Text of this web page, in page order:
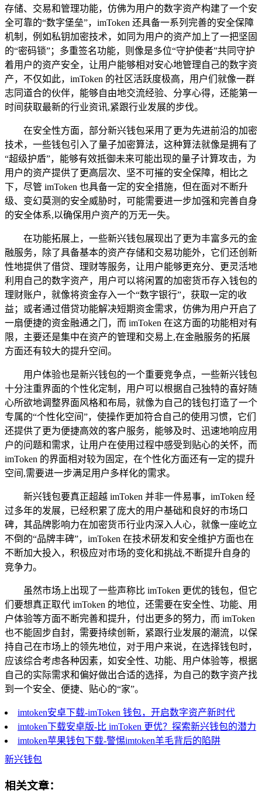
存储、交易和管理功能，仿佛为用户的数字资产构建了一个安
全可靠的“数字堡垒”，imToken 还具备一系列完善的安全保障
机制，例如私钥加密技术，如同为用户的资产加上了一把坚固
的“密码锁”；多重签名功能，则像是多位“守护使者”共同守护
着用户的资产安全，让用户能够相对安心地管理自己的数字资
产，不仅如此，imToken 的社区活跃度极高，用户们就像一群
志同道合的伙伴，能够自由地交流经验、分享心得，还能第一
时间获取最新的行业资讯,紧跟行业发展的步伐。
在安全性方面，部分新兴钱包采用了更为先进前沿的加密
技术，一些钱包引入了量子加密算法，这种算法就像是拥有了
“超级护盾”，能够有效抵御未来可能出现的量子计算攻击，为
用户的资产提供了更高层次、坚不可摧的安全保障，相比之
下，尽管 imToken 也具备一定的安全措施，但在面对不断升
级、变幻莫测的安全威胁时，可能需要进一步加强和完善自身
的安全体系,以确保用户资产的万无一失。
在功能拓展上，一些新兴钱包展现出了更为丰富多元的金
融服务，除了具备基本的资产存储和交易功能外，它们还创新
性地提供了借贷、理财等服务，让用户能够更充分、更灵活地
利用自己的数字资产，用户可以将闲置的加密货币存入钱包的
理财账户，就像将资金存入一个“数字银行”，获取一定的收
益；或者通过借贷功能解决短期资金需求，仿佛为用户开启了
一扇便捷的资金融通之门，而 imToken 在这方面的功能相对有
限，主要还是集中在资产的管理和交易上,在金融服务的拓展
方面还有较大的提升空间。
用户体验也是新兴钱包的一个重要竞争点，一些新兴钱包
十分注重界面的个性化定制，用户可以根据自己独特的喜好随
心所欲地调整界面风格和布局，就像为自己的钱包打造了一个
专属的“个性化空间”，使操作更加符合自己的使用习惯，它们
还提供了更为便捷高效的客户服务，能够及时、迅速地响应用
户的问题和需求，让用户在使用过程中感受到贴心的关怀，而
imToken 的界面相对较为固定，在个性化方面还有一定的提升
空间,需要进一步满足用户多样化的需求。
新兴钱包要真正超越 imToken 并非一件易事，imToken 经
过多年的发展，已经积累了庞大的用户基础和良好的市场口
碑，其品牌影响力在加密货币行业内深入人心，就像一座屹立
不倒的“品牌丰碑”，imToken 在技术研发和安全维护方面也在
不断加大投入，积极应对市场的变化和挑战,不断提升自身的
竞争力。
虽然市场上出现了一些声称比 imToken 更优的钱包，但它
们要想真正取代 imToken 的地位，还需要在安全性、功能、用
户体验等方面不断完善和提升，付出更多的努力，而 imToken
也不能固步自封，需要持续创新，紧跟行业发展的潮流，以保
持自己在市场上的领先地位，对于用户来说，在选择钱包时，
应该综合考虑各种因素，如安全性、功能、用户体验等，根据
自己的实际需求和偏好做出合适的选择，为自己的数字资产找
到一个安全、便捷、贴心的“家”。
imtoken安卓下载-imToken 钱包，开启数字资产新时代
imtoken下载安卓版-比 imToken 更优？探索新兴钱包的潜力
imtoken苹果钱包下载-警惕imtoken羊毛背后的陷阱
新兴钱包
相关文章：